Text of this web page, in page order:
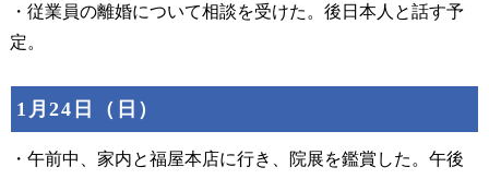
・従業員の離婚について相談を受けた。後日本人と話す予
定。
1月24日（日）
・午前中、家内と福屋本店に行き、院展を鑑賞した。午後